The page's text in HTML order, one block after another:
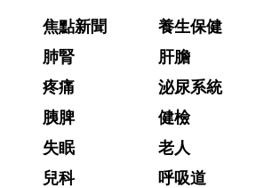
焦點新聞 養生保健
肺腎
肝膽
疼痛
泌尿系統
胰脾
健檢
失眠
老人
兒科
呼吸道